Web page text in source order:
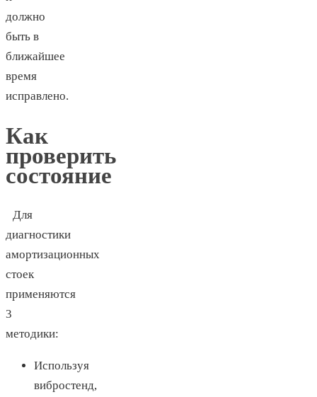
должно
быть в
ближайшее
время
исправлено.
Как
проверить
состояние
Для
диагностики
амортизационных
стоек
применяются
3
методики:
Используя
вибростенд,